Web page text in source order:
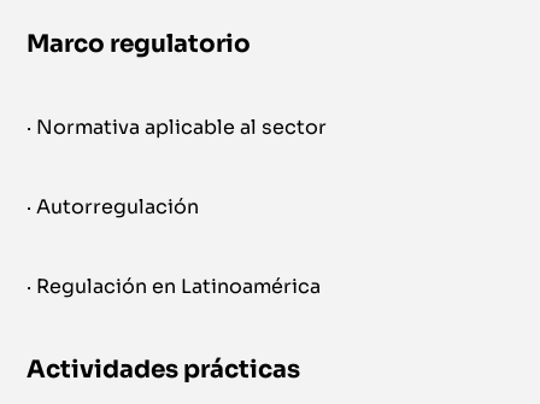
Marco regulatorio
· Normativa aplicable al sector
· Autorregulación
· Regulación en Latinoamérica
Actividades prácticas